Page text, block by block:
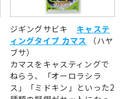
ジギングサビキ キャステ
ィングタイプ カマス
（ハヤ
ブサ）
カマスをキャスティングで
ねらう、「オーロラシラ
ス」「ミドキン」といった2